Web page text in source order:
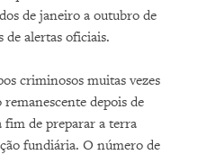
de janeiro a outubro de
de alertas oficiais.
criminosos muitas vezes
depois de
fim de preparar a terra
fundiária. O número de